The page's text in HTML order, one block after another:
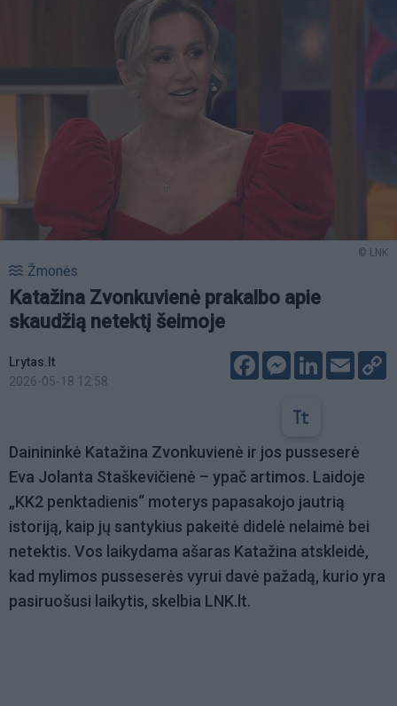
© LNK
Žmonės
Katažina Zvonkuvienė prakalbo apie
skaudžią netektį šeimoje
Lrytas.lt
2026-05-18 12:58
FacebookMessenger
LinkedIn
Email
Dainininkė Katažina Zvonkuvienė ir jos pusseserė
Eva Jolanta Staškevičienė – ypač artimos. Laidoje
„KK2 penktadienis“ moterys papasakojo jautrią
istoriją, kaip jų santykius pakeitė didelė nelaimė bei
netektis. Vos laikydama ašaras Katažina atskleidė,
kad mylimos pusseserės vyrui davė pažadą, kurio yra
pasiruošusi laikytis, skelbia LNK.lt.